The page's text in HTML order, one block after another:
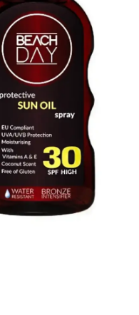
Güneşlenme
Ağız Bakım
Yara Bandı
Aksesuar